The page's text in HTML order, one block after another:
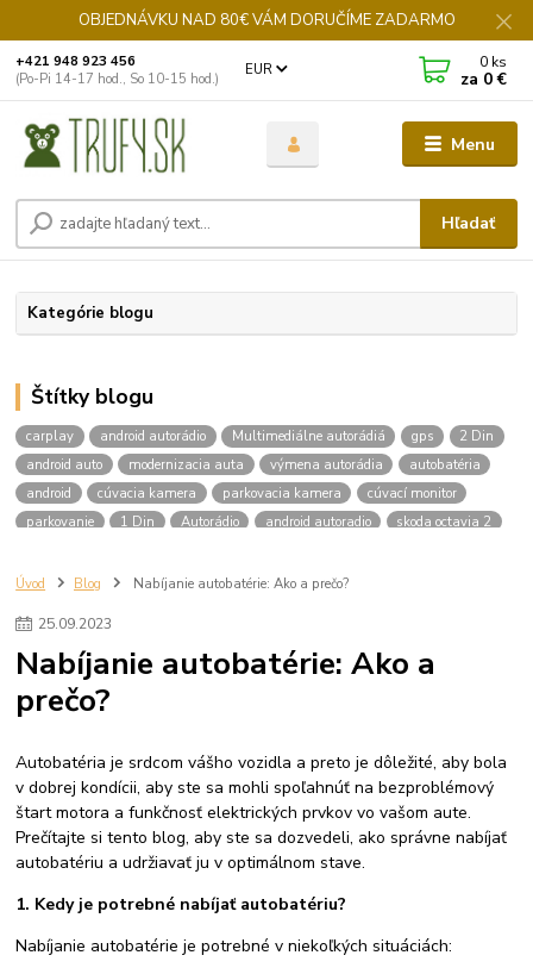
OBJEDNÁVKU NAD 80€ VÁM DORUČÍME ZADARMO
Menu
EUR
Hľadať
+421 948 923 456
(Po-Pi 14-17 hod., So 10-15 hod.)
0 ks
za 0 €
Kategórie blogu
Štítky blogu
carplay android autorádio Multimediálne autorádiá gps
2 Din
android auto
modernizacia auta výmena autorádia
autobatéria
android
cúvacia kamera parkovacia kamera
cúvací monitor
parkovanie
1 Din Autorádio android autoradio
skoda octavia 2
apple carplay volkswagen
rádio passat b6
rádio passat b7
CarPlay Škoda Octavia 2
GPS navigácia do auta
2 DIN autorádio
android rádio Škoda
autorádio Škoda Octavia 3
7 palcové autorádio
9 palcové autorádio
Úvod Blog Nabíjanie autobatérie: Ako a prečo?
25.09.2023
Nabíjanie autobatérie: Ako a
prečo?
Autobatéria je srdcom vášho vozidla a preto je dôležité, aby bola
v dobrej kondícii, aby ste sa mohli spoľahnúť na bezproblémový
štart motora a funkčnosť elektrických prvkov vo vašom aute.
Prečítajte si tento blog, aby ste sa dozvedeli, ako správne nabíjať
autobatériu a udržiavať ju v optimálnom stave.
1. Kedy je potrebné nabíjať autobatériu?
Nabíjanie autobatérie je potrebné v niekoľkých situáciách: